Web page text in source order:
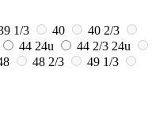
1/3 40
40 2/3
44 24u 44 2/3 24u
48 2/3
49 1/3